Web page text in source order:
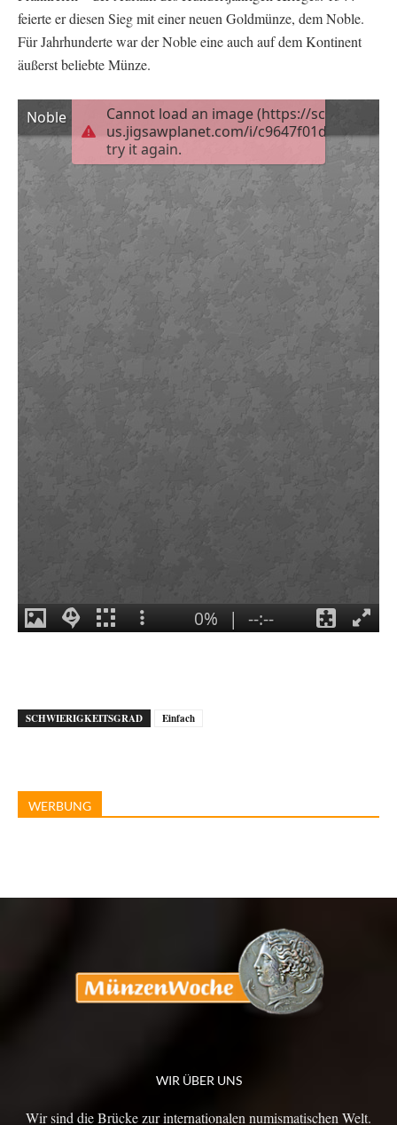
feierte er diesen Sieg mit einer neuen Goldmünze, dem Noble.
Für Jahrhunderte war der Noble eine auch auf dem Kontinent
äußerst beliebte Münze.
SCHWIERIGKEITSGRAD Einfach
WERBUNG
WIR ÜBER UNS
Wir sind die Brücke zur internationalen numismatischen Welt.